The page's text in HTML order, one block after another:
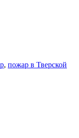
, пожар в Тверской